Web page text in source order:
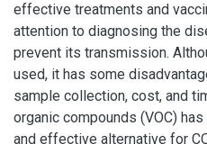
effective treatments and
attention to diagnosing the
prevent its transmission.
used, it has some
sample collection, cost, and
organic compounds (VOC)
and effective alternative for